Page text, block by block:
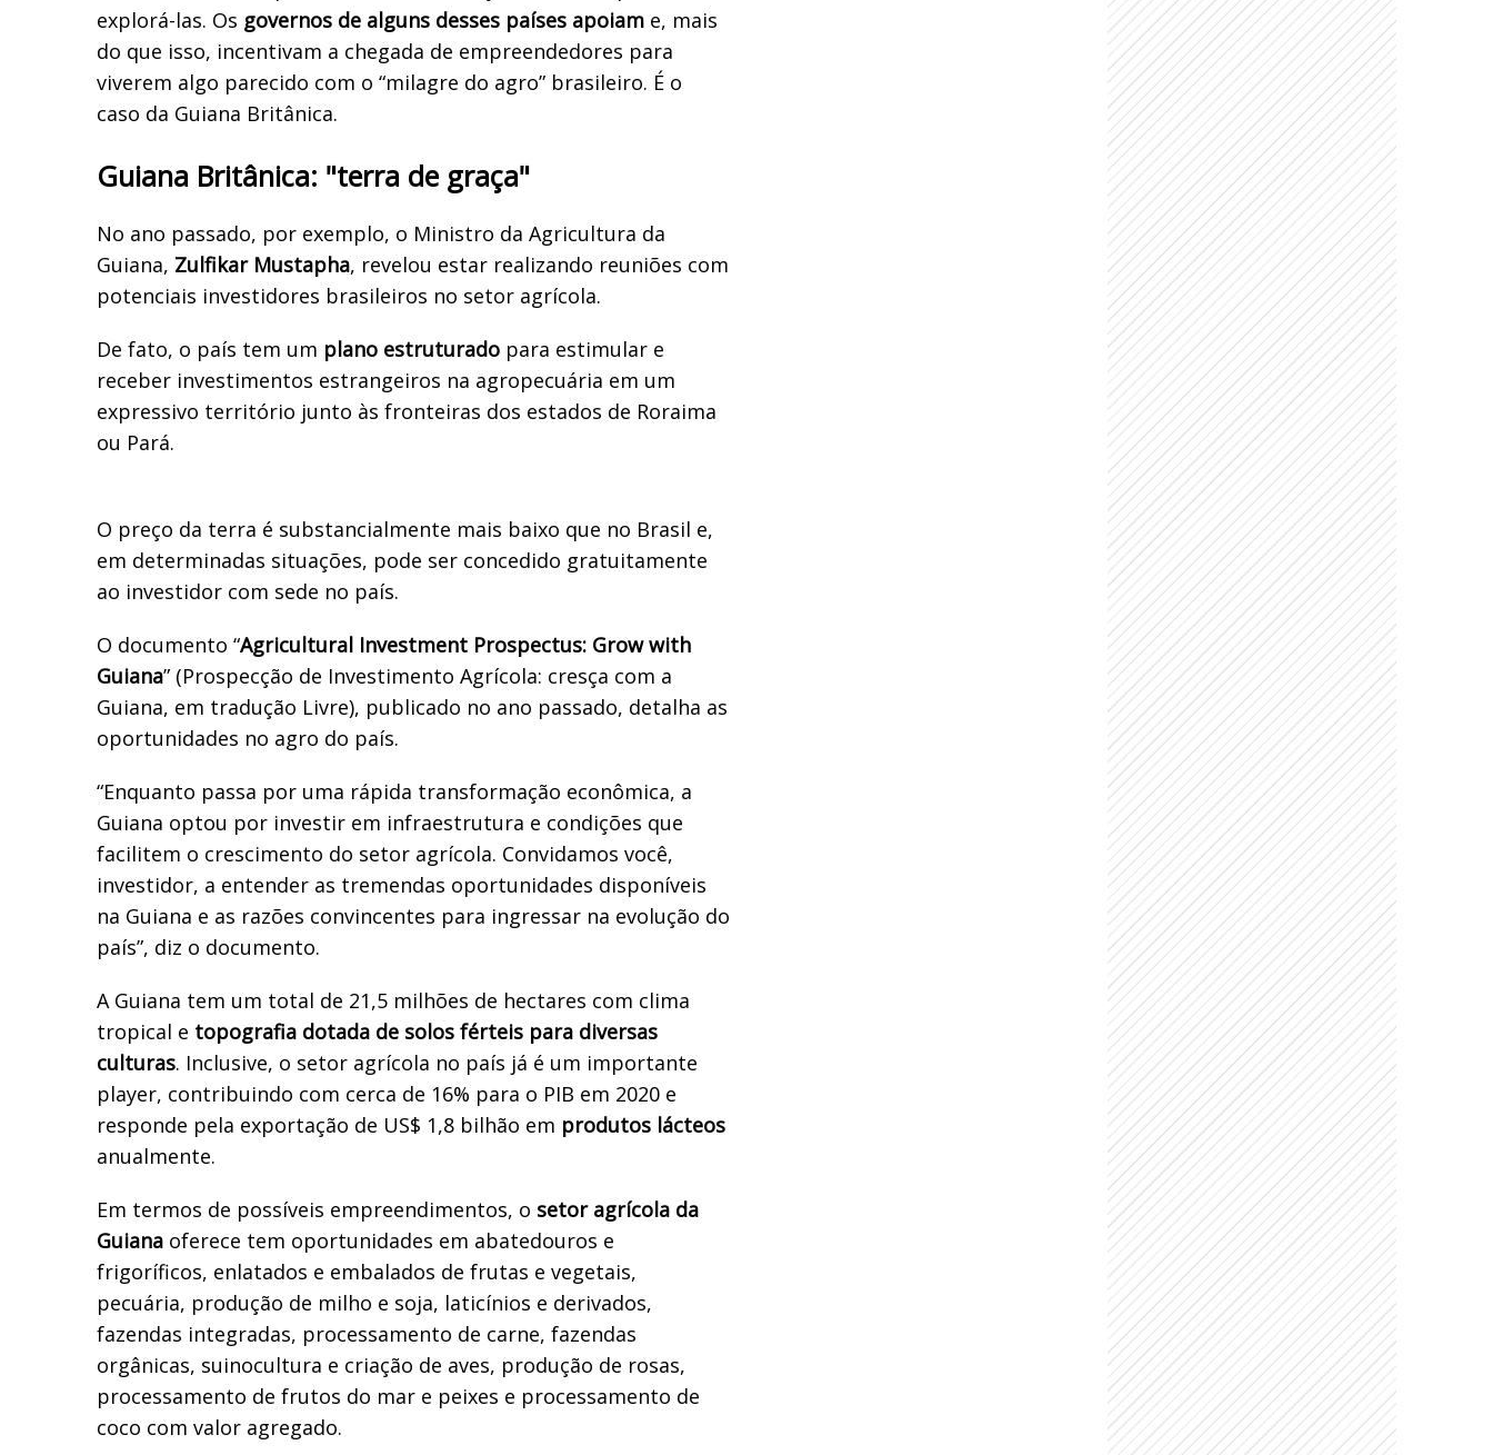
explorá-las. Os governos de alguns desses países apoiam e, mais
do que isso, incentivam a chegada de empreendedores para
viverem algo parecido com o “milagre do agro” brasileiro. É o
caso da Guiana Britânica.
Guiana Britânica: "terra de graça"
No ano passado, por exemplo, o Ministro da Agricultura da
Guiana, Zulfikar Mustapha, revelou estar realizando reuniões com
potenciais investidores brasileiros no setor agrícola.
De fato, o país tem um plano estruturado para estimular e
receber investimentos estrangeiros na agropecuária em um
expressivo território junto às fronteiras dos estados de Roraima
ou Pará.
O preço da terra é substancialmente mais baixo que no Brasil e,
em determinadas situações, pode ser concedido gratuitamente
ao investidor com sede no país.
O documento “Agricultural Investment Prospectus: Grow with
Guiana” (Prospecção de Investimento Agrícola: cresça com a
Guiana, em tradução Livre), publicado no ano passado, detalha as
oportunidades no agro do país.
“Enquanto passa por uma rápida transformação econômica, a
Guiana optou por investir em infraestrutura e condições que
facilitem o crescimento do setor agrícola. Convidamos você,
investidor, a entender as tremendas oportunidades disponíveis
na Guiana e as razões convincentes para ingressar na evolução do
país”, diz o documento.
A Guiana tem um total de 21,5 milhões de hectares com clima
tropical e topografia dotada de solos férteis para diversas
culturas. Inclusive, o setor agrícola no país já é um importante
player, contribuindo com cerca de 16% para o PIB em 2020 e
responde pela exportação de US$ 1,8 bilhão em produtos lácteos
anualmente.
Em termos de possíveis empreendimentos, o setor agrícola da
Guiana oferece tem oportunidades em abatedouros e
frigoríficos, enlatados e embalados de frutas e vegetais,
pecuária, produção de milho e soja, laticínios e derivados,
fazendas integradas, processamento de carne, fazendas
orgânicas, suinocultura e criação de aves, produção de rosas,
processamento de frutos do mar e peixes e processamento de
coco com valor agregado.